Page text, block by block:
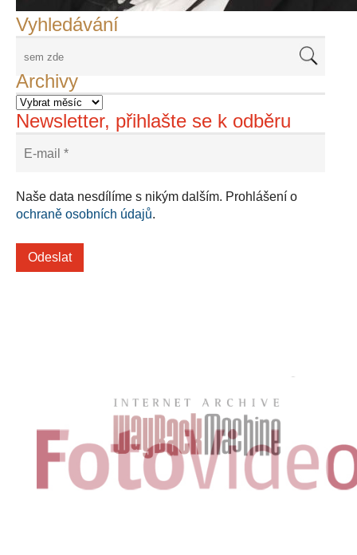
Vyhledávání
Archivy
Newsletter, přihlašte se k odběru
Naše data nesdílíme s nikým dalším. Prohlášení o
ochraně osobních údajů.